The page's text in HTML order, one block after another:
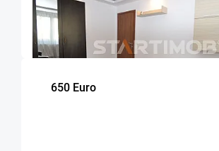
Brasov
m² dormitor
650 Euro